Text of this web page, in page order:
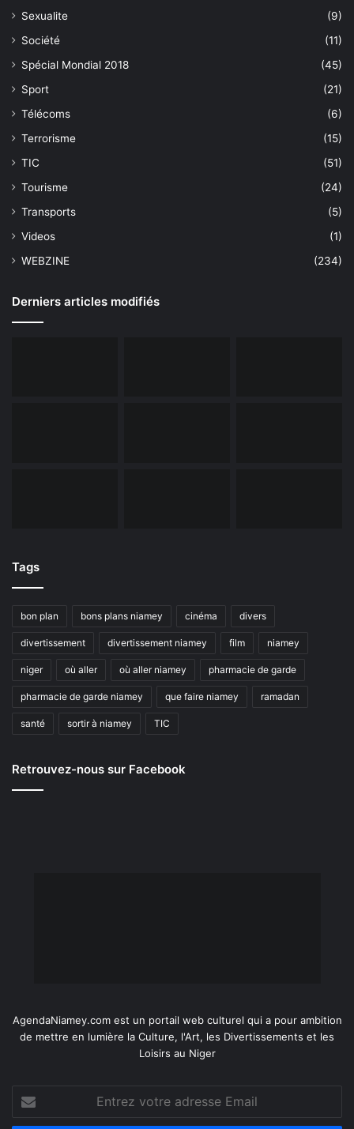
Sexualite
(9)
Société
(11)
Spécial Mondial 2018
(45)
Sport
(21)
Télécoms
(6)
Terrorisme
(15)
TIC
(51)
Tourisme
(24)
Transports
(5)
Videos
(1)
WEBZINE
(234)
Derniers articles modifiés
Tags
bon plan bons plans niamey cinéma divers
divertissement divertissement niamey film niamey
niger où aller où aller niamey pharmacie de garde
pharmacie de garde niamey que faire niamey ramadan
santé sortir à niamey TIC
Retrouvez-nous sur Facebook
AgendaNiamey.com est un portail web culturel qui a pour ambition
de mettre en lumière la Culture, l'Art, les Divertissements et les
Loisirs au Niger
Entrez
votre